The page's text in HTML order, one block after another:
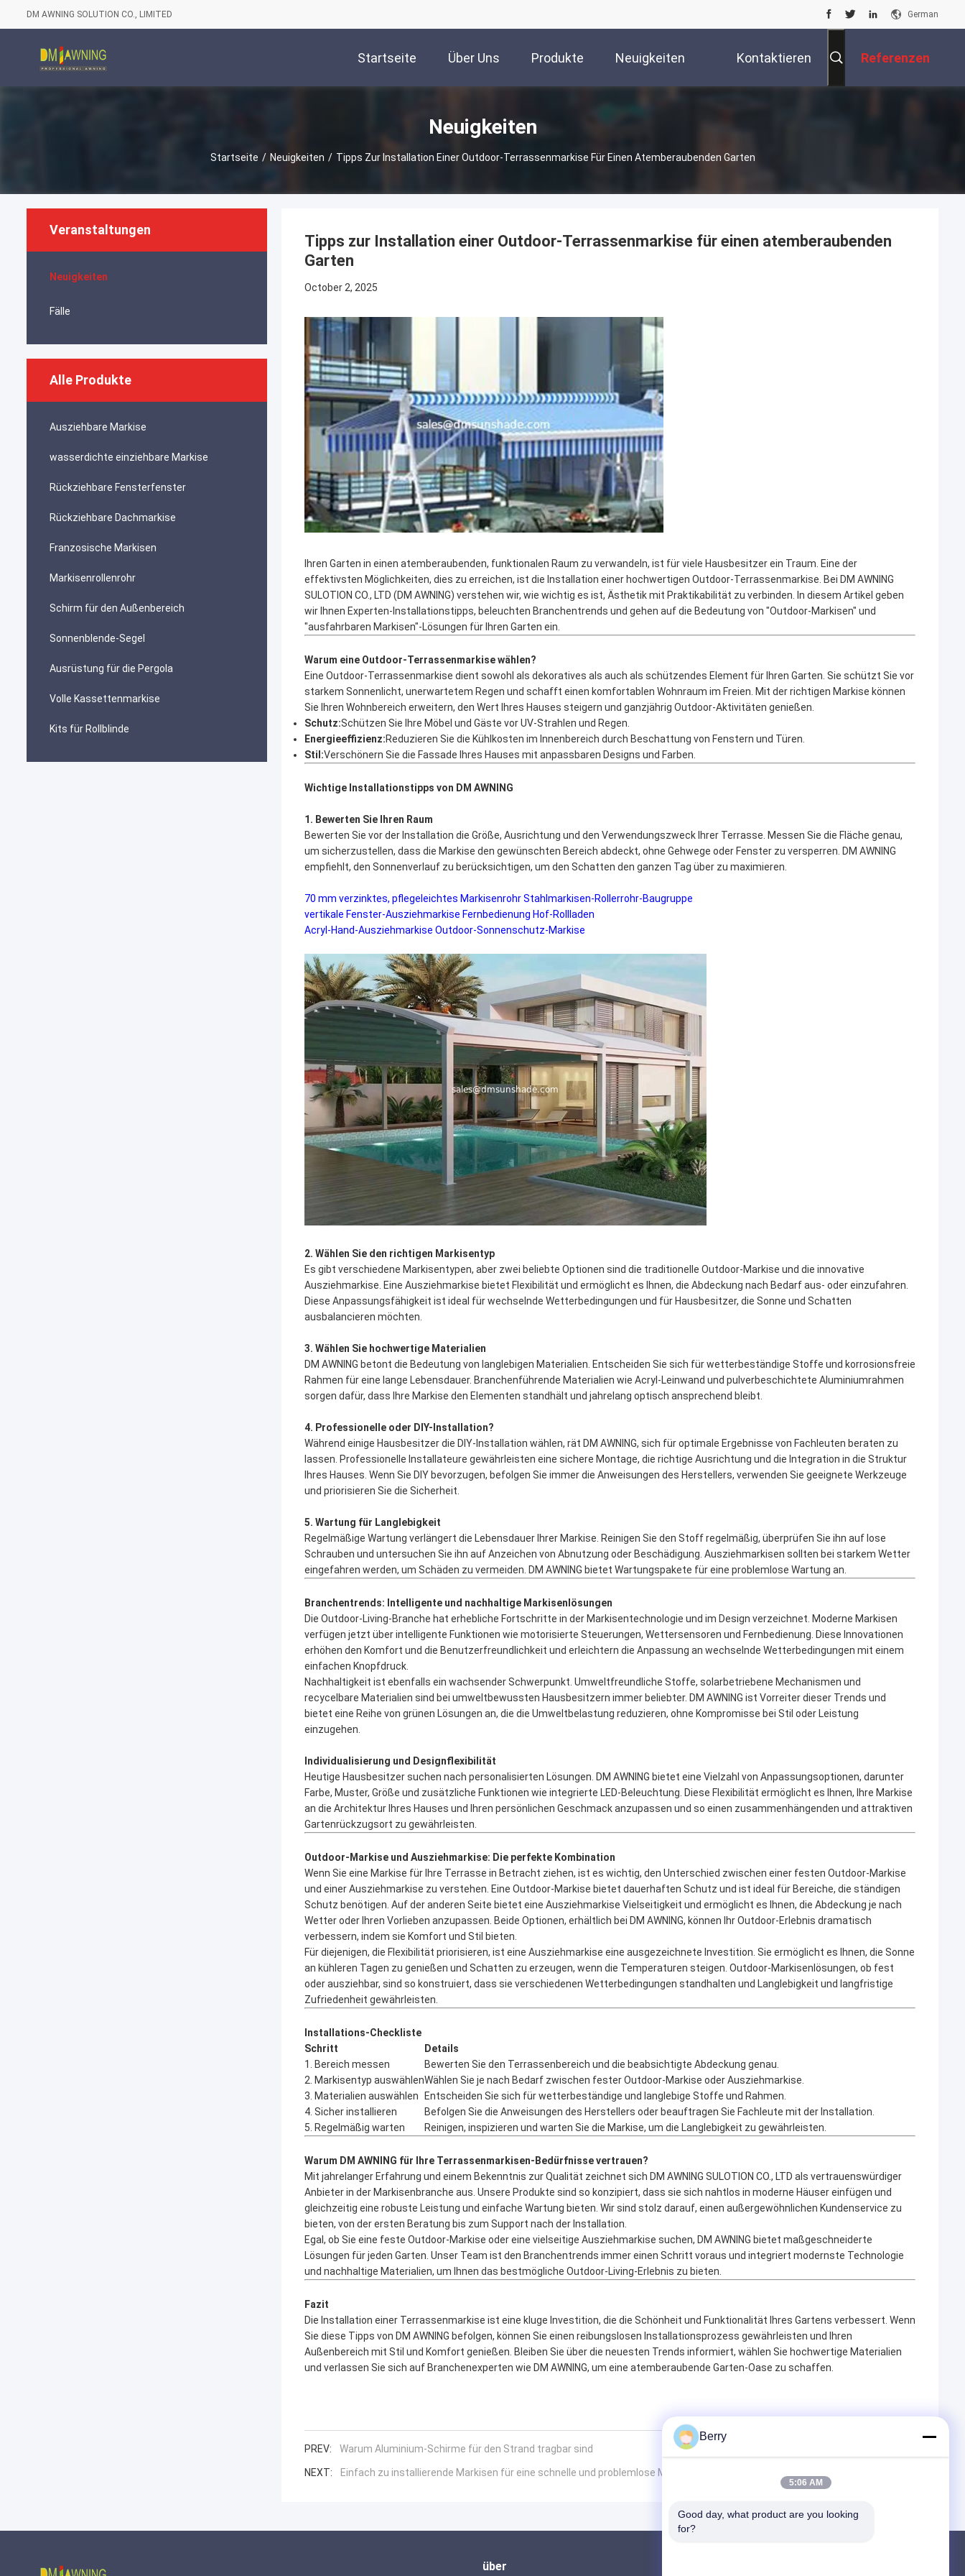
DM AWNING SOLUTION CO., LIMITED German
Startseite Über Uns Produkte Neuigkeiten Kontaktieren Referenzen
Neuigkeiten
Startseite / Neuigkeiten / Tipps Zur Installation Einer Outdoor-Terrassenmarkise Für Einen Atemberaubenden Garten
Veranstaltungen
Neuigkeiten
Fälle
Alle Produkte
Ausziehbare Markise
wasserdichte einziehbare Markise
Rückziehbare Fensterfenster
Rückziehbare Dachmarkise
Franzosische Markisen
Markisenrollenrohr
Schirm für den Außenbereich
Sonnenblende-Segel
Ausrüstung für die Pergola
Volle Kassettenmarkise
Kits für Rollblinde
Tipps zur Installation einer Outdoor-Terrassenmarkise für einen atemberaubenden
Garten
October 2, 2025
Ihren Garten in einen atemberaubenden, funktionalen Raum zu verwandeln, ist für viele Hausbesitzer ein Traum. Eine der
effektivsten Möglichkeiten, dies zu erreichen, ist die Installation einer hochwertigen Outdoor-Terrassenmarkise. Bei DM AWNING
SULOTION CO., LTD (DM AWNING) verstehen wir, wie wichtig es ist, Ästhetik mit Praktikabilität zu verbinden. In diesem Artikel geben
wir Ihnen Experten-Installationstipps, beleuchten Branchentrends und gehen auf die Bedeutung von "Outdoor-Markisen" und
"ausfahrbaren Markisen"-Lösungen für Ihren Garten ein.
Warum eine Outdoor-Terrassenmarkise wählen?
Eine Outdoor-Terrassenmarkise dient sowohl als dekoratives als auch als schützendes Element für Ihren Garten. Sie schützt Sie vor
starkem Sonnenlicht, unerwartetem Regen und schafft einen komfortablen Wohnraum im Freien. Mit der richtigen Markise können
Sie Ihren Wohnbereich erweitern, den Wert Ihres Hauses steigern und ganzjährig Outdoor-Aktivitäten genießen.
Schutz:Schützen Sie Ihre Möbel und Gäste vor UV-Strahlen und Regen.
Energieeffizienz:Reduzieren Sie die Kühlkosten im Innenbereich durch Beschattung von Fenstern und Türen.
Stil:Verschönern Sie die Fassade Ihres Hauses mit anpassbaren Designs und Farben.
Wichtige Installationstipps von DM AWNING
1. Bewerten Sie Ihren Raum
Bewerten Sie vor der Installation die Größe, Ausrichtung und den Verwendungszweck Ihrer Terrasse. Messen Sie die Fläche genau,
um sicherzustellen, dass die Markise den gewünschten Bereich abdeckt, ohne Gehwege oder Fenster zu versperren. DM AWNING
empfiehlt, den Sonnenverlauf zu berücksichtigen, um den Schatten den ganzen Tag über zu maximieren.
70 mm verzinktes, pflegeleichtes Markisenrohr Stahlmarkisen-Rollerrohr-Baugruppe
vertikale Fenster-Ausziehmarkise Fernbedienung Hof-Rollladen
Acryl-Hand-Ausziehmarkise Outdoor-Sonnenschutz-Markise
2. Wählen Sie den richtigen Markisentyp
Es gibt verschiedene Markisentypen, aber zwei beliebte Optionen sind die traditionelle Outdoor-Markise und die innovative
Ausziehmarkise. Eine Ausziehmarkise bietet Flexibilität und ermöglicht es Ihnen, die Abdeckung nach Bedarf aus- oder einzufahren.
Diese Anpassungsfähigkeit ist ideal für wechselnde Wetterbedingungen und für Hausbesitzer, die Sonne und Schatten
ausbalancieren möchten.
3. Wählen Sie hochwertige Materialien
DM AWNING betont die Bedeutung von langlebigen Materialien. Entscheiden Sie sich für wetterbeständige Stoffe und korrosionsfreie
Rahmen für eine lange Lebensdauer. Branchenführende Materialien wie Acryl-Leinwand und pulverbeschichtete Aluminiumrahmen
sorgen dafür, dass Ihre Markise den Elementen standhält und jahrelang optisch ansprechend bleibt.
4. Professionelle oder DIY-Installation?
Während einige Hausbesitzer die DIY-Installation wählen, rät DM AWNING, sich für optimale Ergebnisse von Fachleuten beraten zu
lassen. Professionelle Installateure gewährleisten eine sichere Montage, die richtige Ausrichtung und die Integration in die Struktur
Ihres Hauses. Wenn Sie DIY bevorzugen, befolgen Sie immer die Anweisungen des Herstellers, verwenden Sie geeignete Werkzeuge
und priorisieren Sie die Sicherheit.
5. Wartung für Langlebigkeit
Regelmäßige Wartung verlängert die Lebensdauer Ihrer Markise. Reinigen Sie den Stoff regelmäßig, überprüfen Sie ihn auf lose
Schrauben und untersuchen Sie ihn auf Anzeichen von Abnutzung oder Beschädigung. Ausziehmarkisen sollten bei starkem Wetter
eingefahren werden, um Schäden zu vermeiden. DM AWNING bietet Wartungspakete für eine problemlose Wartung an.
Branchentrends: Intelligente und nachhaltige Markisenlösungen
Die Outdoor-Living-Branche hat erhebliche Fortschritte in der Markisentechnologie und im Design verzeichnet. Moderne Markisen
verfügen jetzt über intelligente Funktionen wie motorisierte Steuerungen, Wettersensoren und Fernbedienung. Diese Innovationen
erhöhen den Komfort und die Benutzerfreundlichkeit und erleichtern die Anpassung an wechselnde Wetterbedingungen mit einem
einfachen Knopfdruck.
Nachhaltigkeit ist ebenfalls ein wachsender Schwerpunkt. Umweltfreundliche Stoffe, solarbetriebene Mechanismen und
recycelbare Materialien sind bei umweltbewussten Hausbesitzern immer beliebter. DM AWNING ist Vorreiter dieser Trends und
bietet eine Reihe von grünen Lösungen an, die die Umweltbelastung reduzieren, ohne Kompromisse bei Stil oder Leistung
einzugehen.
Individualisierung und Designflexibilität
Heutige Hausbesitzer suchen nach personalisierten Lösungen. DM AWNING bietet eine Vielzahl von Anpassungsoptionen, darunter
Farbe, Muster, Größe und zusätzliche Funktionen wie integrierte LED-Beleuchtung. Diese Flexibilität ermöglicht es Ihnen, Ihre Markise
an die Architektur Ihres Hauses und Ihren persönlichen Geschmack anzupassen und so einen zusammenhängenden und attraktiven
Gartenrückzugsort zu gewährleisten.
Outdoor-Markise und Ausziehmarkise: Die perfekte Kombination
Wenn Sie eine Markise für Ihre Terrasse in Betracht ziehen, ist es wichtig, den Unterschied zwischen einer festen Outdoor-Markise
und einer Ausziehmarkise zu verstehen. Eine Outdoor-Markise bietet dauerhaften Schutz und ist ideal für Bereiche, die ständigen
Schutz benötigen. Auf der anderen Seite bietet eine Ausziehmarkise Vielseitigkeit und ermöglicht es Ihnen, die Abdeckung je nach
Wetter oder Ihren Vorlieben anzupassen. Beide Optionen, erhältlich bei DM AWNING, können Ihr Outdoor-Erlebnis dramatisch
verbessern, indem sie Komfort und Stil bieten.
Für diejenigen, die Flexibilität priorisieren, ist eine Ausziehmarkise eine ausgezeichnete Investition. Sie ermöglicht es Ihnen, die Sonne
an kühleren Tagen zu genießen und Schatten zu erzeugen, wenn die Temperaturen steigen. Outdoor-Markisenlösungen, ob fest
oder ausziehbar, sind so konstruiert, dass sie verschiedenen Wetterbedingungen standhalten und Langlebigkeit und langfristige
Zufriedenheit gewährleisten.
Installations-Checkliste
Schritt
Details
1. Bereich messen
Bewerten Sie den Terrassenbereich und die beabsichtigte Abdeckung genau.
2. Markisentyp auswählenWählen Sie je nach Bedarf zwischen fester Outdoor-Markise oder Ausziehmarkise.
3. Materialien auswählen
Entscheiden Sie sich für wetterbeständige und langlebige Stoffe und Rahmen.
4. Sicher installieren
Befolgen Sie die Anweisungen des Herstellers oder beauftragen Sie Fachleute mit der Installation.
5. Regelmäßig warten
Reinigen, inspizieren und warten Sie die Markise, um die Langlebigkeit zu gewährleisten.
Warum DM AWNING für Ihre Terrassenmarkisen-Bedürfnisse vertrauen?
Mit jahrelanger Erfahrung und einem Bekenntnis zur Qualität zeichnet sich DM AWNING SULOTION CO., LTD als vertrauenswürdiger
Anbieter in der Markisenbranche aus. Unsere Produkte sind so konzipiert, dass sie sich nahtlos in moderne Häuser einfügen und
gleichzeitig eine robuste Leistung und einfache Wartung bieten. Wir sind stolz darauf, einen außergewöhnlichen Kundenservice zu
bieten, von der ersten Beratung bis zum Support nach der Installation.
Egal, ob Sie eine feste Outdoor-Markise oder eine vielseitige Ausziehmarkise suchen, DM AWNING bietet maßgeschneiderte
Lösungen für jeden Garten. Unser Team ist den Branchentrends immer einen Schritt voraus und integriert modernste Technologie
und nachhaltige Materialien, um Ihnen das bestmögliche Outdoor-Living-Erlebnis zu bieten.
Fazit
Die Installation einer Terrassenmarkise ist eine kluge Investition, die die Schönheit und Funktionalität Ihres Gartens verbessert. Wenn
Sie diese Tipps von DM AWNING befolgen, können Sie einen reibungslosen Installationsprozess gewährleisten und Ihren
Außenbereich mit Stil und Komfort genießen. Bleiben Sie über die neuesten Trends informiert, wählen Sie hochwertige Materialien
und verlassen Sie sich auf Branchenexperten wie DM AWNING, um eine atemberaubende Garten-Oase zu schaffen.
PREV: Warum Aluminium-Schirme für den Strand tragbar sind
NEXT: Einfach zu installierende Markisen für eine schnelle und problemlose Montage
über
Berry
5:06 AM
Good day, what product are you looking
for?